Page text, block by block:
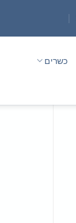
כשרים